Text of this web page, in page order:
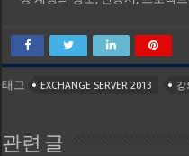
태그 EXCHANGE SERVER 2013 강
관련 글